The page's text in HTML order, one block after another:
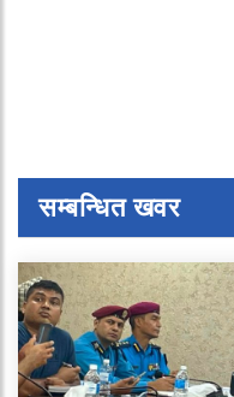
सम्बन्धित खवर